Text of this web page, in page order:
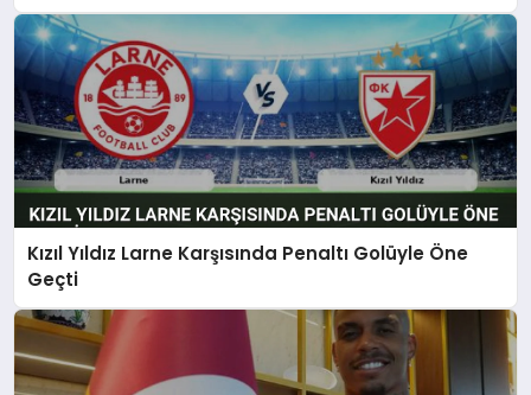
Kızıl Yıldız Larne Karşısında Penaltı Golüyle Öne
Geçti